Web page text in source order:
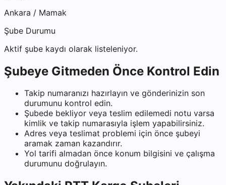
Ankara / Mamak
Şube Durumu
Aktif şube kaydı olarak listeleniyor.
Şubeye Gitmeden Önce Kontrol Edin
Takip numaranızı hazırlayın ve gönderinizin son
durumunu kontrol edin.
Şubede bekliyor veya teslim edilemedi notu varsa
kimlik ve takip numarasıyla işlem yapabilirsiniz.
Adres veya teslimat problemi için önce şubeyi
aramak zaman kazandırır.
Yol tarifi almadan önce konum bilgisini ve çalışma
durumunu doğrulayın.